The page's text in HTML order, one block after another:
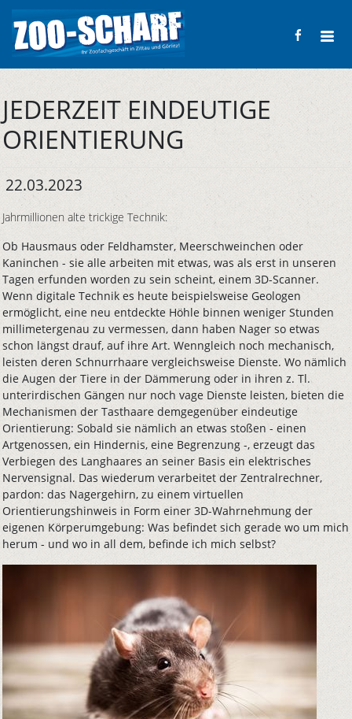
JEDERZEIT EINDEUTIGE
ORIENTIERUNG
22.03.2023
Jahrmillionen alte trickige Technik:
Ob Hausmaus oder Feldhamster, Meerschweinchen oder
Kaninchen - sie alle arbeiten mit etwas, was als erst in unseren
Tagen erfunden worden zu sein scheint, einem 3D-Scanner.
Wenn digitale Technik es heute beispielsweise Geologen
ermöglicht, eine neu entdeckte Höhle binnen weniger Stunden
millimetergenau zu vermessen, dann haben Nager so etwas
schon längst drauf, auf ihre Art. Wenngleich noch mechanisch,
leisten deren Schnurrhaare vergleichsweise Dienste. Wo nämlich
die Augen der Tiere in der Dämmerung oder in ihren z. Tl.
unterirdischen Gängen nur noch vage Dienste leisten, bieten die
Mechanismen der Tasthaare demgegenüber eindeutige
Orientierung: Sobald sie nämlich an etwas stoßen - einen
Artgenossen, ein Hindernis, eine Begrenzung -, erzeugt das
Verbiegen des Langhaares an seiner Basis ein elektrisches
Nervensignal. Das wiederum verarbeitet der Zentralrechner,
pardon: das Nagergehirn, zu einem virtuellen
Orientierungshinweis in Form einer 3D-Wahrnehmung der
eigenen Körperumgebung: Was befindet sich gerade wo um mich
herum - und wo in all dem, befinde ich mich selbst?